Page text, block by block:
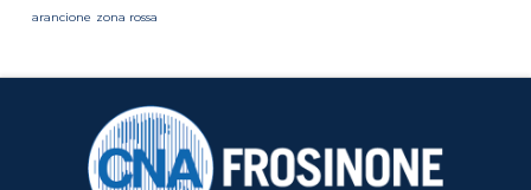
arancione zona rossa